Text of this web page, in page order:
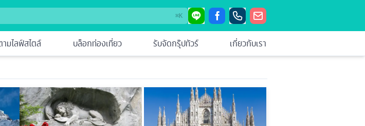
⌘K
ามไลฟ์สไตล์ บล็อกท่องเที่ยว รับจัดกรุ๊ปทัวร์ เกี่ยวกับเรา